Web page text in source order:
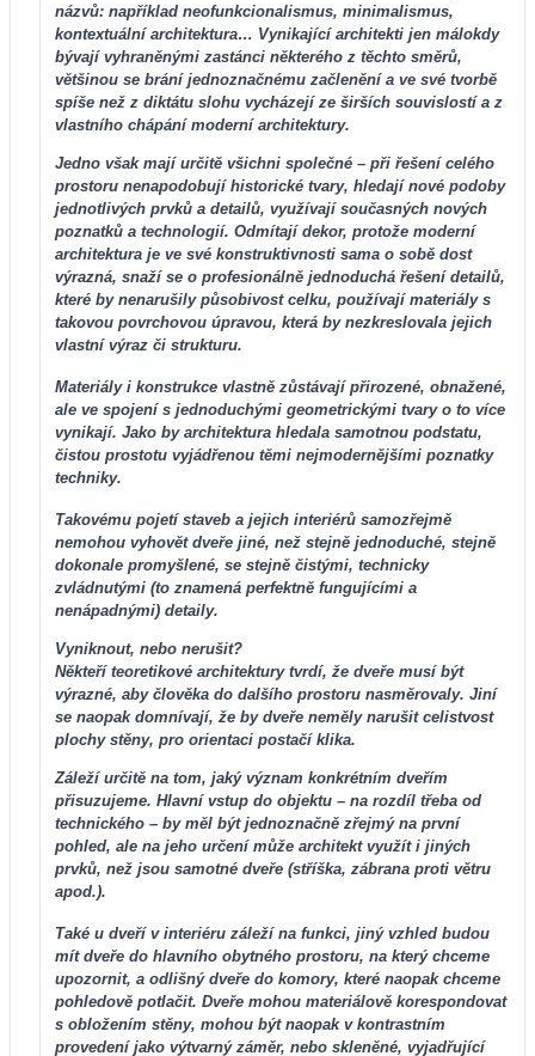
názvů: například neofunkcionalismus, minimalismus,
kontextuální architektura… Vynikající architekti jen málokdy
bývají vyhraněnými zastánci některého z těchto směrů,
většinou se brání jednoznačnému začlenění a ve své tvorbě
spíše než z diktátu slohu vycházejí ze širších souvislostí a z
vlastního chápání moderní architektury.
Jedno však mají určitě všichni společné – při řešení celého
prostoru nenapodobují historické tvary, hledají nové podoby
jednotlivých prvků a detailů, využívají současných nových
poznatků a technologií. Odmítají dekor, protože moderní
architektura je ve své konstruktivnosti sama o sobě dost
výrazná, snaží se o profesionálně jednoduchá řešení detailů,
které by nenarušily působivost celku, používají materiály s
takovou povrchovou úpravou, která by nezkreslovala jejich
vlastní výraz či strukturu.
Materiály i konstrukce vlastně zůstávají přirozené, obnažené,
ale ve spojení s jednoduchými geometrickými tvary o to více
vynikají. Jako by architektura hledala samotnou podstatu,
čistou prostotu vyjádřenou těmi nejmodernějšími poznatky
techniky.
Takovému pojetí staveb a jejich interiérů samozřejmě
nemohou vyhovět dveře jiné, než stejně jednoduché, stejně
dokonale promyšlené, se stejně čistými, technicky
zvládnutými (to znamená perfektně fungujícími a
nenápadnými) detaily.
Vyniknout, nebo nerušit?
Někteří teoretikové architektury tvrdí, že dveře musí být
výrazné, aby člověka do dalšího prostoru nasměrovaly. Jiní
se naopak domnívají, že by dveře neměly narušit celistvost
plochy stěny, pro orientaci postačí klika.
Záleží určitě na tom, jaký význam konkrétním dveřím
přisuzujeme. Hlavní vstup do objektu – na rozdíl třeba od
technického – by měl být jednoznačně zřejmý na první
pohled, ale na jeho určení může architekt využít i jiných
prvků, než jsou samotné dveře (stříška, zábrana proti větru
apod.).
Také u dveří v interiéru záleží na funkci, jiný vzhled budou
mít dveře do hlavního obytného prostoru, na který chceme
upozornit, a odlišný dveře do komory, které naopak chceme
pohledově potlačit. Dveře mohou materiálově korespondovat
s obložením stěny, mohou být naopak v kontrastním
provedení jako výtvarný záměr, nebo skleněné, vyjadřující